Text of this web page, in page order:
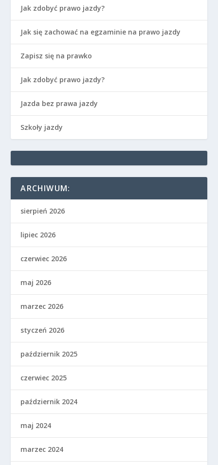
Jak zdobyć prawo jazdy?
Jak się zachować na egzaminie na prawo jazdy
Zapisz się na prawko
Jak zdobyć prawo jazdy?
Jazda bez prawa jazdy
Szkoły jazdy
ARCHIWUM:
sierpień 2026
lipiec 2026
czerwiec 2026
maj 2026
marzec 2026
styczeń 2026
październik 2025
czerwiec 2025
październik 2024
maj 2024
marzec 2024